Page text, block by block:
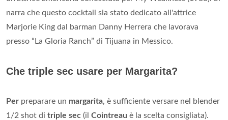
narra che questo cocktail sia stato dedicato all'attrice
Marjorie King dal barman Danny Herrera che lavorava
presso “La Gloria Ranch” di Tijuana in Messico.
Che triple sec usare per Margarita?
Per preparare un margarita, è sufficiente versare nel blender
1/2 shot di triple sec (il Cointreau è la scelta consigliata).